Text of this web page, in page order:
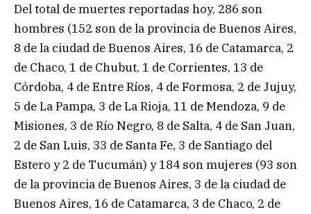
Del total de muertes reportadas hoy, 286 son
hombres (152 son de la provincia de Buenos Aires,
8 de la ciudad de Buenos Aires, 16 de Catamarca, 2
de Chaco, 1 de Chubut, 1 de Corrientes, 13 de
Córdoba, 4 de Entre Ríos, 4 de Formosa, 2 de Jujuy,
5 de La Pampa, 3 de La Rioja, 11 de Mendoza, 9 de
Misiones, 3 de Río Negro, 8 de Salta, 4 de San Juan,
2 de San Luis, 33 de Santa Fe, 3 de Santiago del
Estero y 2 de Tucumán) y 184 son mujeres (93 son
de la provincia de Buenos Aires, 3 de la ciudad de
Buenos Aires, 16 de Catamarca, 3 de Chaco, 2 de